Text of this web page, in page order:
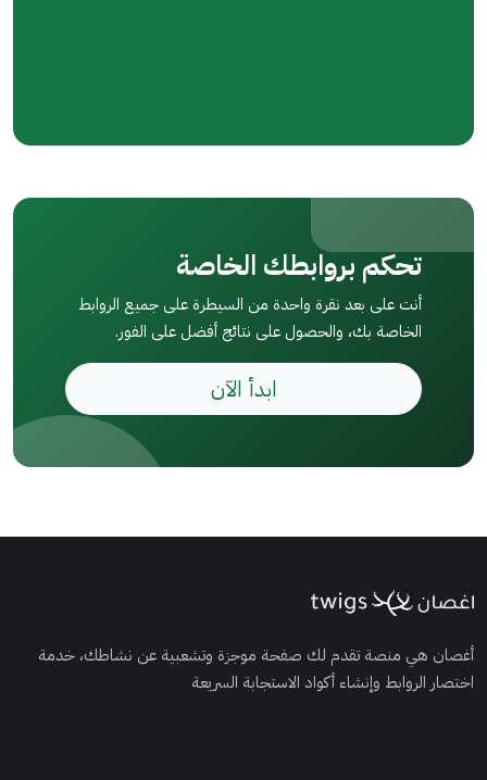
تحكم بروابطك الخاصة
أنت على بعد نقرة واحدة من السيطرة على جميع الروابط
الخاصة بك، والحصول على نتائج أفضل على الفور.
ابدأ الآن
أغصان هي منصة تقدم لك صفحة موجزة وتشعبية عن نشاطك، خدمة
اختصار الروابط وإنشاء أكواد الاستجابة السريعة